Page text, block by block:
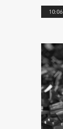
10:06